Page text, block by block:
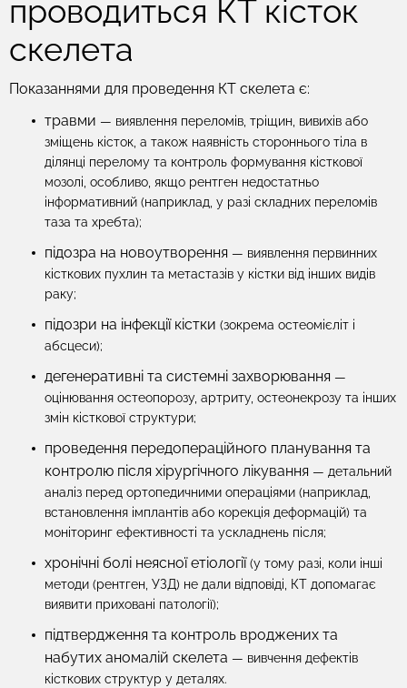
проводиться КТ кісток
скелета
Показаннями для проведення КТ скелета є:
травми — виявлення переломів, тріщин, вивихів або
зміщень кісток, а також наявність стороннього тіла в
ділянці перелому та контроль формування кісткової
мозолі, особливо, якщо рентген недостатньо
інформативний (наприклад, у разі складних переломів
таза та хребта);
підозра на новоутворення — виявлення первинних
кісткових пухлин та метастазів у кістки від інших видів
раку;
підозри на інфекції кістки (зокрема остеомієліт і
абсцеси);
дегенеративні та системні захворювання —
оцінювання остеопорозу, артриту, остеонекрозу та інших
змін кісткової структури;
проведення передопераційного планування та
контролю після хірургічного лікування — детальний
аналіз перед ортопедичними операціями (наприклад,
встановлення імплантів або корекція деформацій) та
моніторинг ефективності та ускладнень після;
хронічні болі неясної етіології(у тому разі, коли інші
методи (рентген, УЗД) не дали відповіді, КТ допомагає
виявити приховані патології);
підтвердження та контроль вроджених та
набутих аномалій скелета — вивчення дефектів
кісткових структур у деталях.